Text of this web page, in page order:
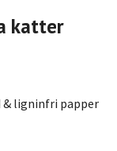
katter
& ligninfri papper